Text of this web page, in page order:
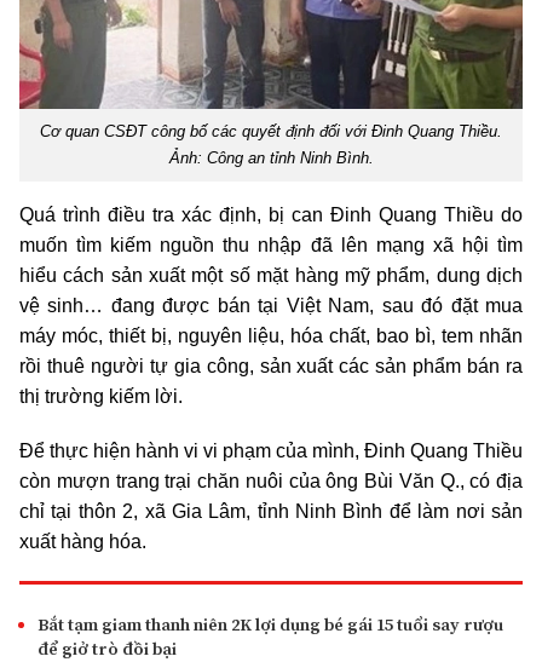
Cơ quan CSĐT công bố các quyết định đối với Đinh Quang Thiều.
Ảnh: Công an tỉnh Ninh Bình.
Quá trình điều tra xác định, bị can Đinh Quang Thiều do
muốn tìm kiếm nguồn thu nhập đã lên mạng xã hội tìm
hiểu cách sản xuất một số mặt hàng mỹ phẩm, dung dịch
vệ sinh… đang được bán tại Việt Nam, sau đó đặt mua
máy móc, thiết bị, nguyên liệu, hóa chất, bao bì, tem nhãn
rồi thuê người tự gia công, sản xuất các sản phẩm bán ra
thị trường kiếm lời.
Để thực hiện hành vi vi phạm của mình, Đinh Quang Thiều
còn mượn trang trại chăn nuôi của ông Bùi Văn Q., có địa
chỉ tại thôn 2, xã Gia Lâm, tỉnh Ninh Bình để làm nơi sản
xuất hàng hóa.
Bắt tạm giam thanh niên 2K lợi dụng bé gái 15 tuổi say rượu
để giở trò đồi bại